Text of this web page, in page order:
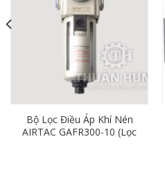
Bộ Lọc Điều Áp Khí Nén
AIRTAC GAFR300-10 (Lọc